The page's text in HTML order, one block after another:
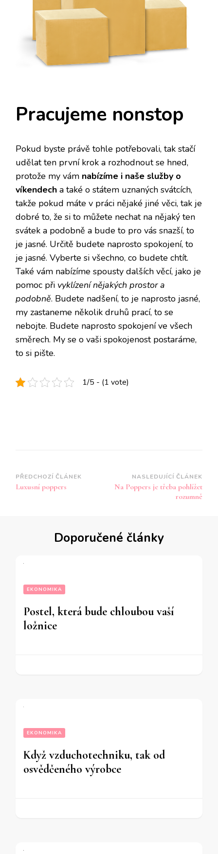
Pracujeme nonstop
Pokud byste právě tohle potřebovali, tak stačí
udělat ten první krok a rozhodnout se hned,
protože my vám nabízíme i naše služby o
víkendech a také o státem uznaných svátcích,
takže pokud máte v práci nějaké jiné věci, tak je
dobré to, že si to můžete nechat na nějaký ten
svátek a podobně a bude to pro vás snazší, to
je jasné. Určitě budete naprosto spokojení, to
je jasné. Vyberte si všechno, co budete chtít.
Také vám nabízíme spousty dalších věcí, jako je
pomoc při vyklízení nějakých prostor a
podobně. Budete nadšení, to je naprosto jasné,
my zastaneme několik druhů prací, to se
nebojte. Budete naprosto spokojení ve všech
směrech. My se o vaši spokojenost postaráme,
to si pište.
1/5 - (1 vote)
Navigace
příspěvku
PŘEDCHOZÍ ČLÁNEK
Luxusní poppers
NASLEDUJÍCÍ ČLÁNEK
Na Poppers je třeba pohlížet
rozumně
Doporučené články
EKONOMIKA
Postel, která bude chloubou vaší
ložnice
EKONOMIKA
Když vzduchotechniku, tak od
osvědčeného výrobce